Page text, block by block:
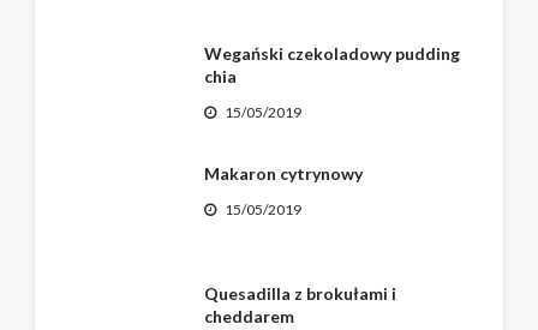
Wegański czekoladowy pudding
chia
15/05/2019
Makaron cytrynowy
15/05/2019
Quesadilla z brokułami i
cheddarem